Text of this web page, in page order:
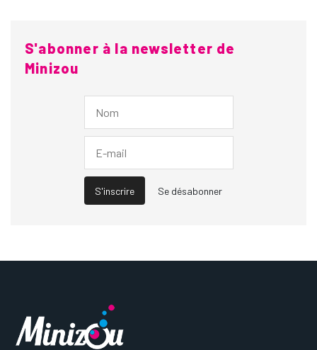
S'abonner à la newsletter de
Minizou
S'inscrire Se désabonner